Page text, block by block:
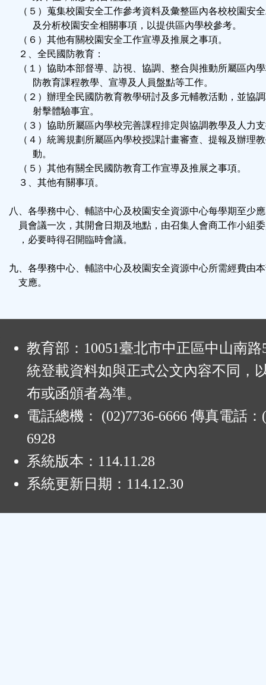
（５）蒐集校園安全工作參考資料及彙整區內各校校園安
及分析校園安全相關事項，以提供區內學校參考。
（６）其他有關校園安全工作宣導及推展之事項。
２、全民國防教育：
（１）協助本部督導、訪視、協調、整合與推動所屬區內
防教育課程教學、宣導及人員盤點等工作。
（２）辦理全民國防教育教學研討及多元輔教活動，並協
射擊體驗事宜。
（３）協助所屬區內學校完善課程排定與協調教學及人力
（４）統籌規劃所屬區內學校授課計畫審查、提報及辦理
動。
（５）其他有關全民國防教育工作宣導及推展之事項。
３、其他有關事項。
八、各學務中心、輔諮中心及校園安全資源中心每學期至少
員會議一次，其開會日期及地點，由召集人會商工作小組
，必要時得召開臨時會議。
九、各學務中心、輔諮中心及校園安全資源中心所需經費由
支應。
教育部：10051臺北市中正區中山南
統登載資料如與正式公文內容不同，
布或函頒者為準。
電話總機： (02)7736-6666 傳真電話：
6928
系統版本： 114.11.28
系統更新日期： 114.12.30